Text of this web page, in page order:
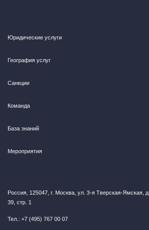
Юридические услуги
География услуг
Санкции
Команда
База знаний
Мероприятия
Россия, 125047, г. Москва, ул. 3-я Тверская-Ямская, д.
39, стр. 1
Тел.: +7 (495) 767 00 07